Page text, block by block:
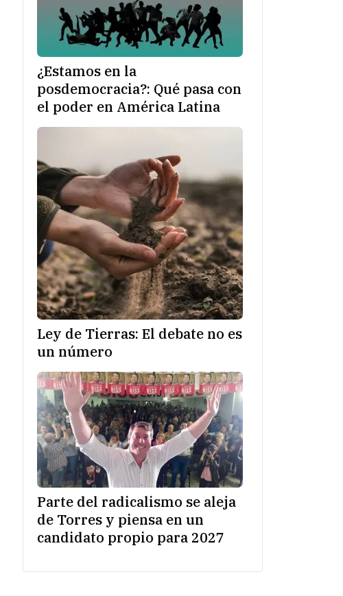
¿Estamos en la
posdemocracia?: Qué pasa con
el poder en América Latina
Ley de Tierras: El debate no es
un número
Parte del radicalismo se aleja
de Torres y piensa en un
candidato propio para 2027